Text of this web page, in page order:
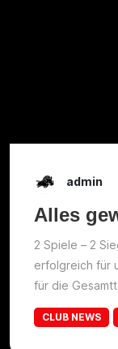
admin
Alles
2 Spiele – 2
erfolgreich für
für die
CLUB NEWS